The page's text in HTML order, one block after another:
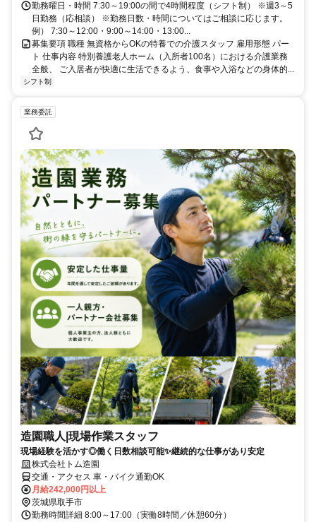
勤務曜日・時間 7:30～19:00の間で4時間程度（シフト制） ※週3～5
日勤務（応相談） ※勤務日数・時間についてはご相談に応じます。
例） 7:30～12:00・9:00～14:00・13:00...
募集要項 職種 無資格からOKの特養での介護スタッフ 雇用形態 パー
ト 仕事内容 特別養護老人ホーム（入所者100名）における介護業務
全般、 ご入居者が快適に生活できるよう、食事や入浴などの身体的...
シフト制
業務委託
造園職人|現場作業スタッフ
現場経験を活かす◎働く日数相談可能✨継続的な仕事があり安定
株式会社トム造園
交通・アクセス 車・バイク通勤OK
月給242,000円以上
茨城県取手市
勤務時間詳細 8:00～17:00（実働8時間／休憩60分）